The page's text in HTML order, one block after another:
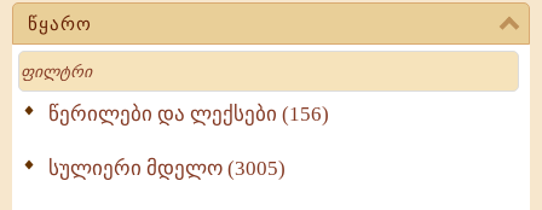
წყარო
Search
წერილები და ლექსები (156)
სულიერი მდელო (3005)